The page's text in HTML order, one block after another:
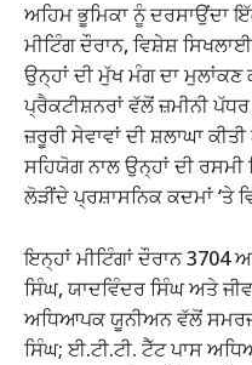
ਅਹਿਮ ਭੂਮਿਕਾ ਨੂੰ ਦਰਸਾਉਂਦਾ
ਮੀਟਿੰਗ ਦੌਰਾਨ, ਵਿਸ਼ੇਸ਼
ਉਨ੍ਹਾਂ ਦੀ ਮੁੱਖ ਮੰਗ ਦਾ ਮੁਲਾਂਕਣ
ਪ੍ਰੈਕਟੀਸ਼ਨਰਾਂ ਵੱਲੋਂ ਜ਼ਮੀਨੀ
ਜ਼ਰੂਰੀ ਸੇਵਾਵਾਂ ਦੀ ਸ਼ਲਾਘਾ
ਸਹਿਯੋਗ ਨਾਲ ਉਨ੍ਹਾਂ ਦੀ
ਲੋੜੀਂਦੇ ਪ੍ਰਸ਼ਾਸਨਿਕ ਕਦਮਾਂ ‘ਤੇ
ਇਨ੍ਹਾਂ ਮੀਟਿੰਗਾਂ ਦੌਰਾਨ
ਸਿੰਘ, ਯਾਦਵਿੰਦਰ ਸਿੰਘ ਅਤੇ
ਅਧਿਆਪਕ ਯੂਨੀਅਨ ਵੱਲੋਂ
ਸਿੰਘ; ਈ.ਟੀ.ਟੀ. ਟੈੱਟ ਪਾਸ